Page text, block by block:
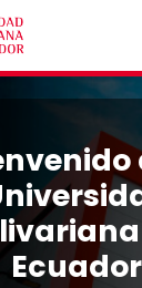
Ecuador